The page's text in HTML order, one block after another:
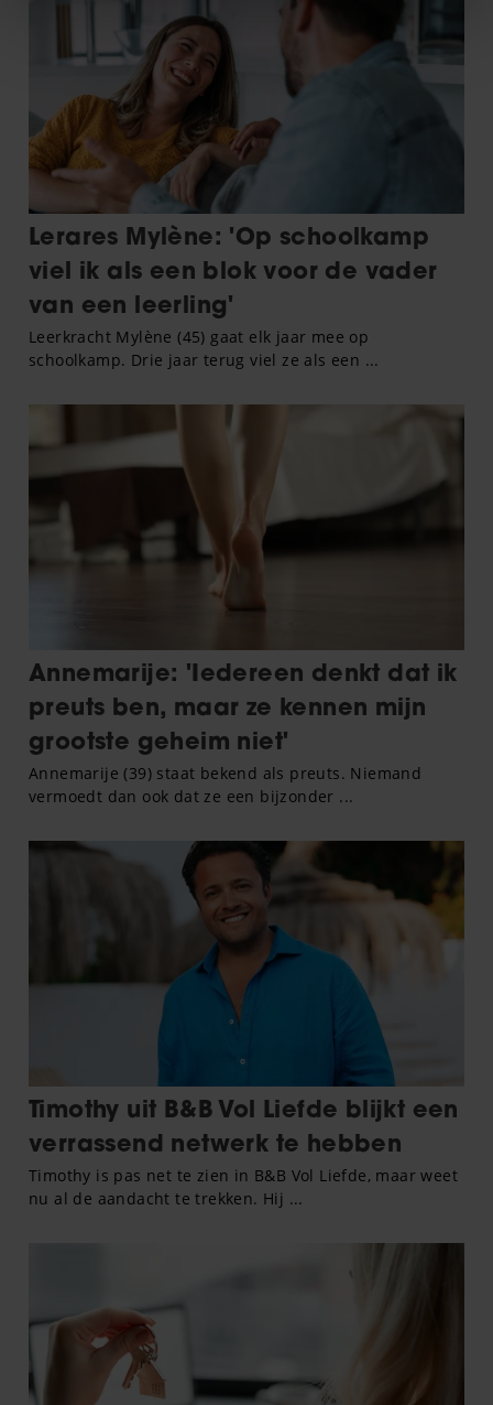
We gebruiken cookies om content en advertenties te
personaliseren, om functies voor social media te bieden
en om ons websiteverkeer te analyseren. Ook delen we
informatie over uw gebruik van onze site met onze
partners voor social media, adverteren en analyse. Deze
partners kunnen deze gegevens combineren met andere
informatie die u aan ze heeft verstrekt of die ze hebben
verzameld op basis van uw gebruik van hun services. U
gaat akkoord met onze cookies als u onze website blijft
gebruiken.